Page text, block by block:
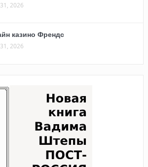
2026
казино Френдс
2026